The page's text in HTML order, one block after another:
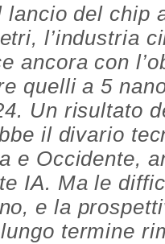
lancio del chip
l’industria
ancora con
quelli a 5
Un risultato
il divario
e Occidente,
IA. Ma le
e la
termine